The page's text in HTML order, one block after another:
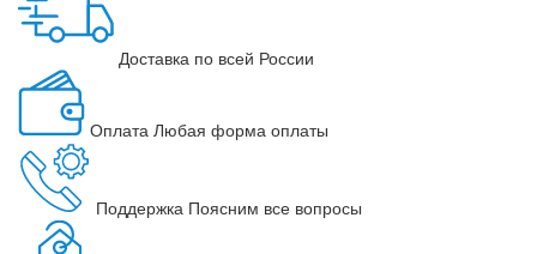
Доставка по всей России
Оплата Любая форма оплаты
Поддержка Поясним все вопросы